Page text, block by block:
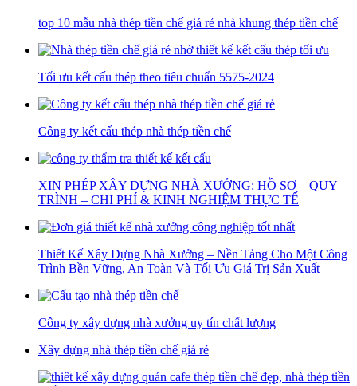
top 10 mẫu nhà thép tiền chế giá rẻ nhà khung thép tiền chế
Tối ưu kết cấu thép theo tiêu chuẩn 5575-2024
Công ty kết cấu thép nhà thép tiền chế
XIN PHÉP XÂY DỰNG NHÀ XƯỞNG: HỒ SƠ – QUY
TRÌNH – CHI PHÍ & KINH NGHIỆM THỰC TẾ
Thiết Kế Xây Dựng Nhà Xưởng – Nền Tảng Cho Một Công
Trình Bền Vững, An Toàn Và Tối Ưu Giá Trị Sản Xuất
Công ty xây dựng nhà xưởng uy tín chất lượng
Xây dựng nhà thép tiền chế giá rẻ